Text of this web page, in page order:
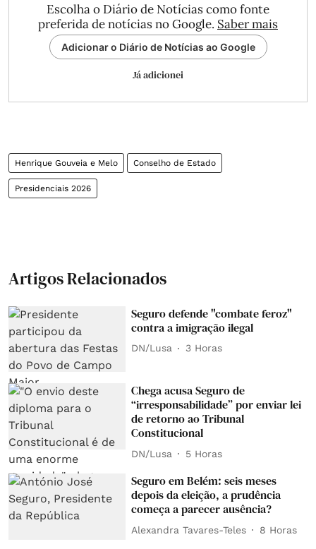
Escolha o Diário de Notícias como fonte
preferida de notícias no Google. Saber mais
Adicionar o Diário de Notícias ao Google
Já adicionei
Henrique Gouveia e Melo Conselho de Estado
Presidenciais 2026
Artigos Relacionados
Seguro defende "combate feroz"
contra a imigração ilegal
DN/Lusa 3 Horas
Chega acusa Seguro de
“irresponsabilidade” por enviar lei
de retorno ao Tribunal
Constitucional
DN/Lusa 5 Horas
Seguro em Belém: seis meses
depois da eleição, a prudência
começa a parecer ausência?
Alexandra Tavares-Teles 8 Horas